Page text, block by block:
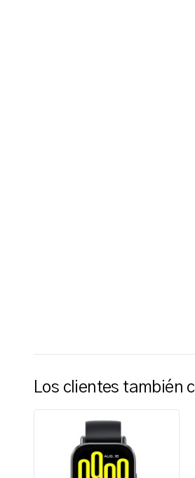
Los clientes también